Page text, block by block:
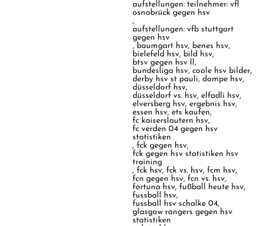
aufstellungen: teilnehmer: vfl
osnabrück gegen hsv
,
aufstellungen: vfb stuttgart
gegen hsv
, baumgart hsv, benes hsv,
bielefeld hsv, bild hsv,
btsv gegen hsv ll,
bundesliga hsv,coole hsv bilder,
derby hsv st pauli,dompe hsv,
düsseldorf hsv,
düsseldorf vs. hsv,elfadli hsv,
elversberg hsv,ergebnis hsv,
essen hsv,ets kaufen,
fc kaiserslautern hsv,
fc verden 04 gegen hsv
statistiken
,fck gegen hsv,
fck gegen hsv statistiken hsv
training
,fck hsv,fck vs. hsv,fcm hsv,
fcn gegen hsv,fcn vs. hsv,
fortuna hsv,fußball heute hsv,
fussball hsv,
fussball hsv schalke 04,
glasgow rangers gegen hsv
statistiken